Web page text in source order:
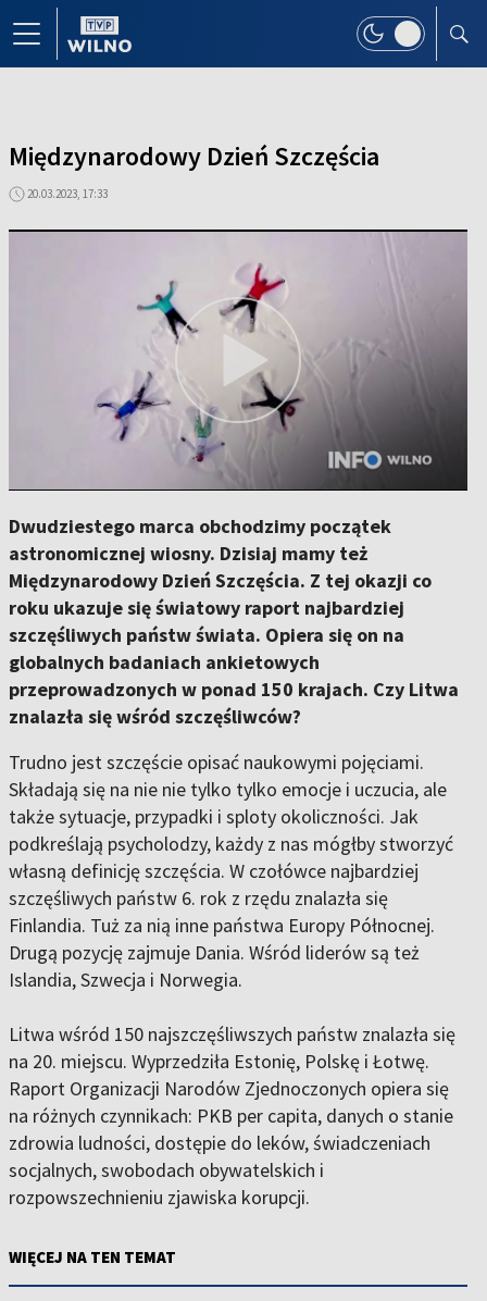
Międzynarodowy Dzień Szczęścia
20.03.2023, 17:33
Dwudziestego marca obchodzimy początek
astronomicznej wiosny. Dzisiaj mamy też
Międzynarodowy Dzień Szczęścia. Z tej okazji co
roku ukazuje się światowy raport najbardziej
szczęśliwych państw świata. Opiera się on na
globalnych badaniach ankietowych
przeprowadzonych w ponad 150 krajach. Czy Litwa
znalazła się wśród szczęśliwców?
Trudno jest szczęście opisać naukowymi pojęciami.
Składają się na nie nie tylko tylko emocje i uczucia, ale
także sytuacje, przypadki i sploty okoliczności. Jak
podkreślają psycholodzy, każdy z nas mógłby stworzyć
własną definicję szczęścia. W czołówce najbardziej
szczęśliwych państw 6. rok z rzędu znalazła się
Finlandia. Tuż za nią inne państwa Europy Północnej.
Drugą pozycję zajmuje Dania. Wśród liderów są też
Islandia, Szwecja i Norwegia.
Litwa wśród 150 najszczęśliwszych państw znalazła się
na 20. miejscu. Wyprzedziła Estonię, Polskę i Łotwę.
Raport Organizacji Narodów Zjednoczonych opiera się
na różnych czynnikach: PKB per capita, danych o stanie
zdrowia ludności, dostępie do leków, świadczeniach
socjalnych, swobodach obywatelskich i
rozpowszechnieniu zjawiska korupcji.
WIĘCEJ NA TEN TEMAT